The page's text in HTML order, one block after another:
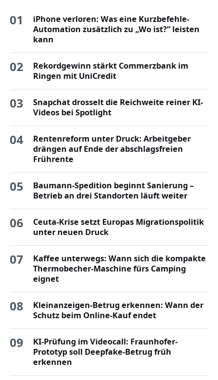
01
iPhone verloren: Was eine Kurzbefehle-
Automation zusätzlich zu „Wo ist?“ leisten
kann
02
Rekordgewinn stärkt Commerzbank im
Ringen mit UniCredit
03
Snapchat drosselt die Reichweite reiner KI-
Videos bei Spotlight
04
Rentenreform unter Druck: Arbeitgeber
drängen auf Ende der abschlagsfreien
Frührente
05
Baumann-Spedition beginnt Sanierung –
Betrieb an drei Standorten läuft weiter
06
Ceuta-Krise setzt Europas Migrationspolitik
unter neuen Druck
07
Kaffee unterwegs: Wann sich die kompakte
Thermobecher-Maschine fürs Camping
eignet
08
Kleinanzeigen-Betrug erkennen: Wann der
Schutz beim Online-Kauf endet
09
KI-Prüfung im Videocall: Fraunhofer-
Prototyp soll Deepfake-Betrug früh
erkennen